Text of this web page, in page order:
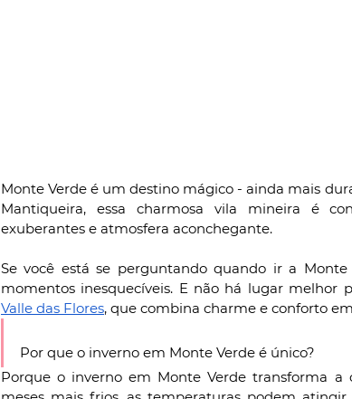
Monte Verde é um destino mágico - ainda mais
Mantiqueira, essa charmosa vila mineira é
exuberantes e atmosfera aconchegante.
Se você está se perguntando quando ir a
momentos inesquecíveis. E não há lugar melhor
Valle das Flores, que combina charme e conforto
Por que o inverno em Monte Verde é único?
Porque o inverno em Monte Verde transforma